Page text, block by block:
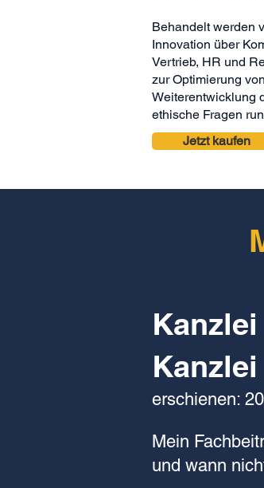
Behandelt werden
Innovation über
Vertrieb, HR und
zur Optimierung
Weiterentwicklung
ethische Fragen
Jetzt kaufen
erschienen:
Mein
und wann